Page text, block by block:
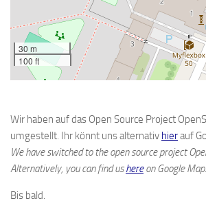
30 m
100 ft
Wir haben auf das Open Source Project
umgestellt. Ihr könnt uns alternativ hierauf
We have switched to the open source project
Alternatively, you can find ushereon Google
Bis bald.